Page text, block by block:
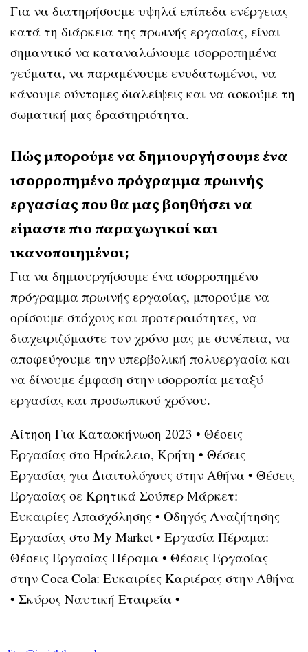
Για να διατηρήσουμε υψηλά επίπεδα ενέργειας
κατά τη διάρκεια της πρωινής εργασίας, είναι
σημαντικό να καταναλώνουμε ισορροπημένα
γεύματα, να παραμένουμε ενυδατωμένοι, να
κάνουμε σύντομες διαλείψεις και να ασκούμε τη
σωματική μας δραστηριότητα.
Πώς μπορούμε να δημιουργήσουμε ένα
ισορροπημένο πρόγραμμα πρωινής
εργασίας που θα μας βοηθήσει να
είμαστε πιο παραγωγικοί και
ικανοποιημένοι;
Για να δημιουργήσουμε ένα ισορροπημένο
πρόγραμμα πρωινής εργασίας, μπορούμε να
ορίσουμε στόχους και προτεραιότητες, να
διαχειριζόμαστε τον χρόνο μας με συνέπεια, να
αποφεύγουμε την υπερβολική πολυεργασία και
να δίνουμε έμφαση στην ισορροπία μεταξύ
εργασίας και προσωπικού χρόνου.
Αίτηση Για Κατασκήνωση 2023 • Θέσεις
Εργασίας στο Ηράκλειο, Κρήτη • Θέσεις
Εργασίας για Διαιτολόγους στην Αθήνα • Θέσεις
Εργασίας σε Κρητικά Σούπερ Μάρκετ:
Ευκαιρίες Απασχόλησης • Οδηγός Αναζήτησης
Εργασίας στο My Market • Εργασία Πέραμα:
Θέσεις Εργασίας Πέραμα • Θέσεις Εργασίας
στην Coca Cola: Ευκαιρίες Καριέρας στην Αθήνα
• Σκύρος Ναυτική Εταιρεία •